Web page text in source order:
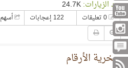
عدد الزيارات:
122 إعجابات أسهم
سخرية الأرقام